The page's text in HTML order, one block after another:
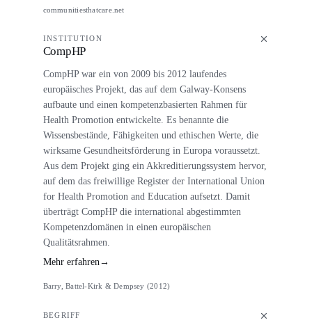
communitiesthatcare.net
INSTITUTION
CompHP
CompHP war ein von 2009 bis 2012 laufendes
europäisches Projekt, das auf dem Galway-Konsens
aufbaute und einen kompetenzbasierten Rahmen für
Health Promotion entwickelte. Es benannte die
Wissensbestände, Fähigkeiten und ethischen Werte, die
wirksame Gesundheitsförderung in Europa voraussetzt.
Aus dem Projekt ging ein Akkreditierungssystem hervor,
auf dem das freiwillige Register der International Union
for Health Promotion and Education aufsetzt. Damit
überträgt CompHP die international abgestimmten
Kompetenzdomänen in einen europäischen
Qualitätsrahmen.
Mehr erfahren→
Barry, Battel-Kirk & Dempsey (2012)
BEGRIFF